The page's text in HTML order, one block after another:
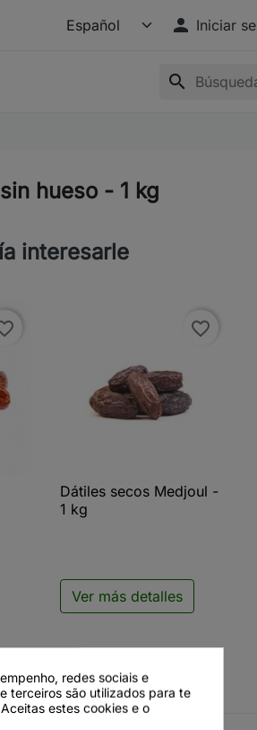
 Iniciar
search
hueso - 1 kg
interesarle
favorite_border
 Vista rápida
Dátiles secos Medjoul -
1 kg
Ver más detalles
redes sociais e
terceiros são utilizados para te
estes cookies e o